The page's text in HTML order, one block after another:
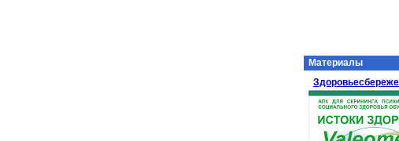
Материалы